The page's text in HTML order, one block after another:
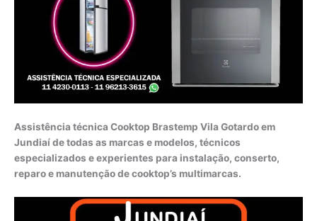
Assistência técnica Cooktop Brastemp Vila Gotardo em
Jundiaí de todas as marcas e modelos, técnicos
especializados e experientes para instalação, conserto,
reparo e manutenção de cooktop’s multimarcas.